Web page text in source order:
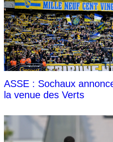
ASSE : Sochaux
la venue des Verts